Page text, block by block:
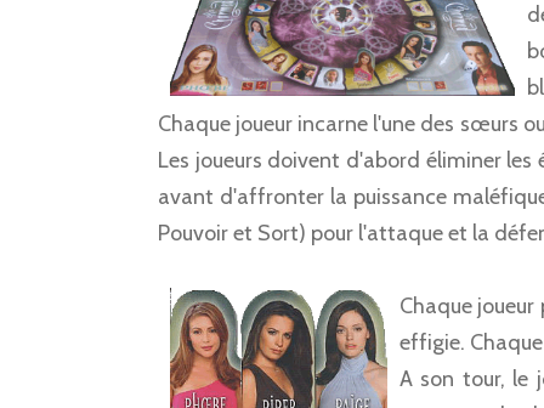
Chaque joueur incarne l'une des sœurs
Les joueurs doivent d'abord éliminer les
avant d'affronter la puissance
Pouvoir et Sort) pour l'attaque et la
Chaque
effigie.
A son tour, le